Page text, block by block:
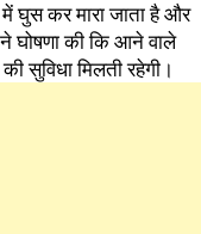
घुस कर मारा जाता है और
ने घोषणा की कि आने वाले
सुविधा मिलती रहेगी।